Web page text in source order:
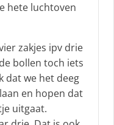
hete luchtoven
zakjes ipv drie
bollen toch iets
dat we het deeg
en hopen dat
uitgaat.